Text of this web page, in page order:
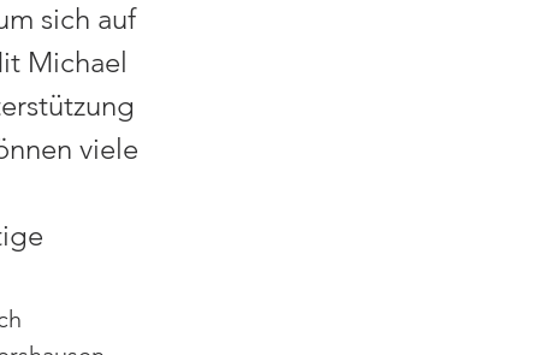
sich auf
Michael
viele